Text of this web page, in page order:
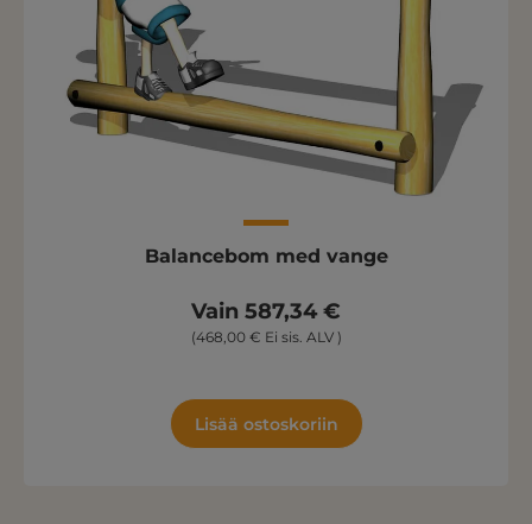
Balancebom med vange
Vain 587,34 €
(468,00 € Ei sis. ALV )
Lisää ostoskoriin